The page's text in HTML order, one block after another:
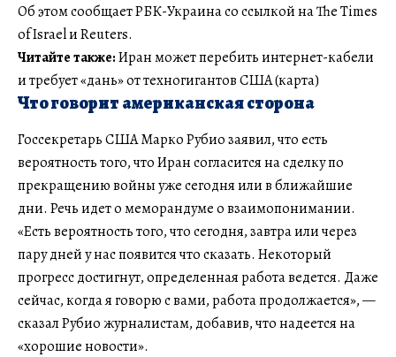
Об этом сообщает РБК-Украина со ссылкой на The Times
of Israel и Reuters.
Читайте также:Иран может перебить интернет-кабели
и требует «дань» от техногигантов США (карта)
Что говорит американская сторона
Госсекретарь США Марко Рубио заявил, что есть
вероятность того, что Иран согласится на сделку по
прекращению войны уже сегодня или в ближайшие
дни. Речь идет о меморандуме о взаимопонимании.
«Есть вероятность того, что сегодня, завтра или через
пару дней у нас появится что сказать. Некоторый
прогресс достигнут, определенная работа ведется. Даже
сейчас, когда я говорю с вами, работа продолжается», —
сказал Рубио журналистам, добавив, что надеется на
«хорошие новости».